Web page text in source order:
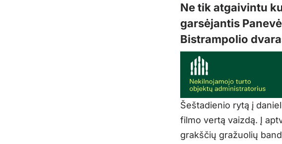
Ne tik atgaivintu
garsėjantis
Bistrampolio
Šeštadienio rytą į
filmo vertą vaizdą. Į
grakščių gražuolių